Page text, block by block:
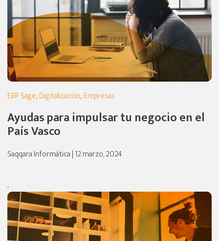
ERP Sage,Digitalización,Empresas
Ayudas para impulsar tu negocio en el
País Vasco
Saqqara Informática | 12 marzo, 2024
.